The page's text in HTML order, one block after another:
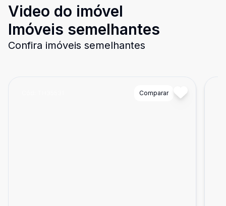
Video do imóvel
Imóveis semelhantes
Confira imóveis semelhantes
Comparar